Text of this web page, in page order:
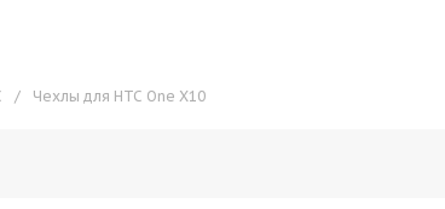
/ Чехлы для HTC One X10